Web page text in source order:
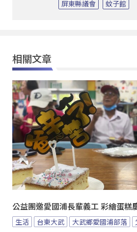
屏東縣議會 蚊子館
相關文章
公益團邀愛國浦長輩義工 彩繪蛋糕
生活 台東大武 大武鄉愛國浦部落